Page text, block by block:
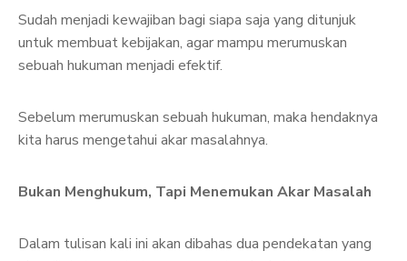
Sudah menjadi kewajiban bagi siapa saja yang ditunjuk
untuk membuat kebijakan, agar mampu merumuskan
sebuah hukuman menjadi efektif.
Sebelum merumuskan sebuah hukuman, maka hendaknya
kita harus mengetahui akar masalahnya.
Bukan Menghukum, Tapi Menemukan Akar Masalah
Dalam tulisan kali ini akan dibahas dua pendekatan yang